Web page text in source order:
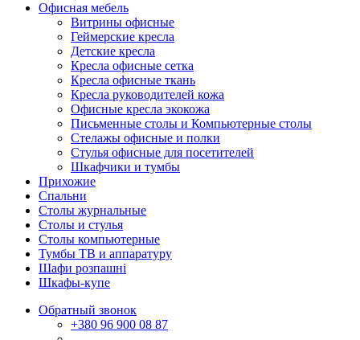
Офисная мебель
Витрины офисные
Геймерские кресла
Детские кресла
Кресла офисные сетка
Кресла офисные ткань
Кресла руководителей кожа
Офисные кресла экокожа
Письменные столы и Компьютерные столы
Стелажы офисные и полки
Стулья офисные для посетителей
Шкафчики и тумбы
Прихожие
Спальни
Столы журнальные
Столы и стулья
Столы компьютерные
Тумбы ТВ и аппаратуру
Шафи розпашні
Шкафы-купе
Обратный звонок
+380 96 900 08 87